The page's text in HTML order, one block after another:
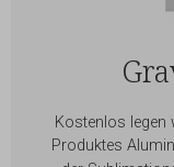
Kostenlos legen
Produktes